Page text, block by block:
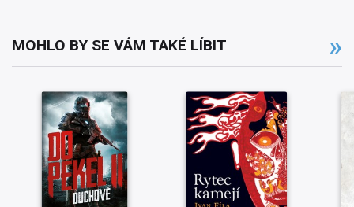
MOHLO BY SE VÁM TAKÉ LÍBIT